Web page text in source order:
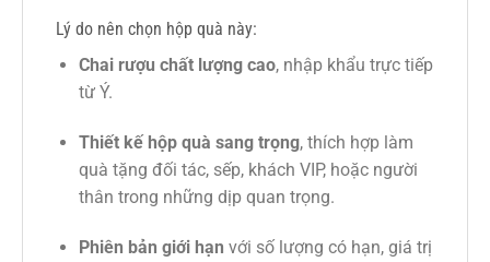
Lý do nên chọn hộp quà này:
Chai rượu chất lượng cao, nhập khẩu trực tiếp
từ Ý.
Thiết kế hộp quà sang trọng, thích hợp làm
quà tặng đối tác, sếp, khách VIP, hoặc người
thân trong những dịp quan trọng.
Phiên bản giới hạn với số lượng có hạn, giá trị